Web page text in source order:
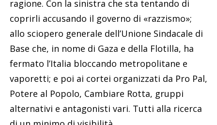
ragione. Con la sinistra che sta tentando di
coprirli accusando il governo di «razzismo»;
allo sciopero generale dell’Unione Sindacale di
Base che, in nome di Gaza e della Flotilla, ha
fermato l’Italia bloccando metropolitane e
vaporetti; e poi ai cortei organizzati da Pro Pal,
Potere al Popolo, Cambiare Rotta, gruppi
alternativi e antagonisti vari. Tutti alla ricerca